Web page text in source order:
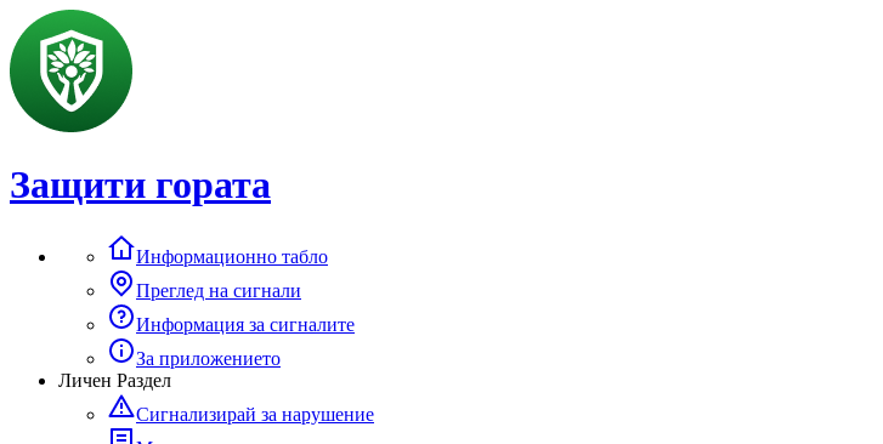
Защити гората
Информационно табло
Преглед на сигнали
Информация за сигналите
За приложението
Личен Раздел
Сигнализирай за нарушение